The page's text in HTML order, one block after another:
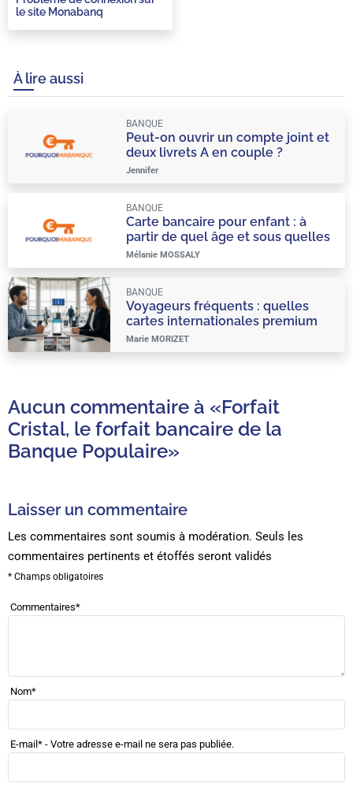
le site Monabanq
À lire aussi
Peut-on ouvrir un compte joint et
deux livrets A en couple ?
BANQUE
Jennifer
Carte bancaire pour enfant : à
partir de quel âge et sous quelles
conditions ?
BANQUE
Mélanie MOSSALY
Voyageurs fréquents : quelles
cartes internationales premium
choisir ?
BANQUE
Marie MORIZET
Aucun commentaire à «Forfait
Cristal, le forfait bancaire de la
Banque Populaire»
Laisser un commentaire
Les commentaires sont soumis à modération. Seuls les
commentaires pertinents et étoffés seront validés
* Champs obligatoires
Commentaires*
Nom*
E-mail* - Votre adresse e-mail ne sera pas publiée.